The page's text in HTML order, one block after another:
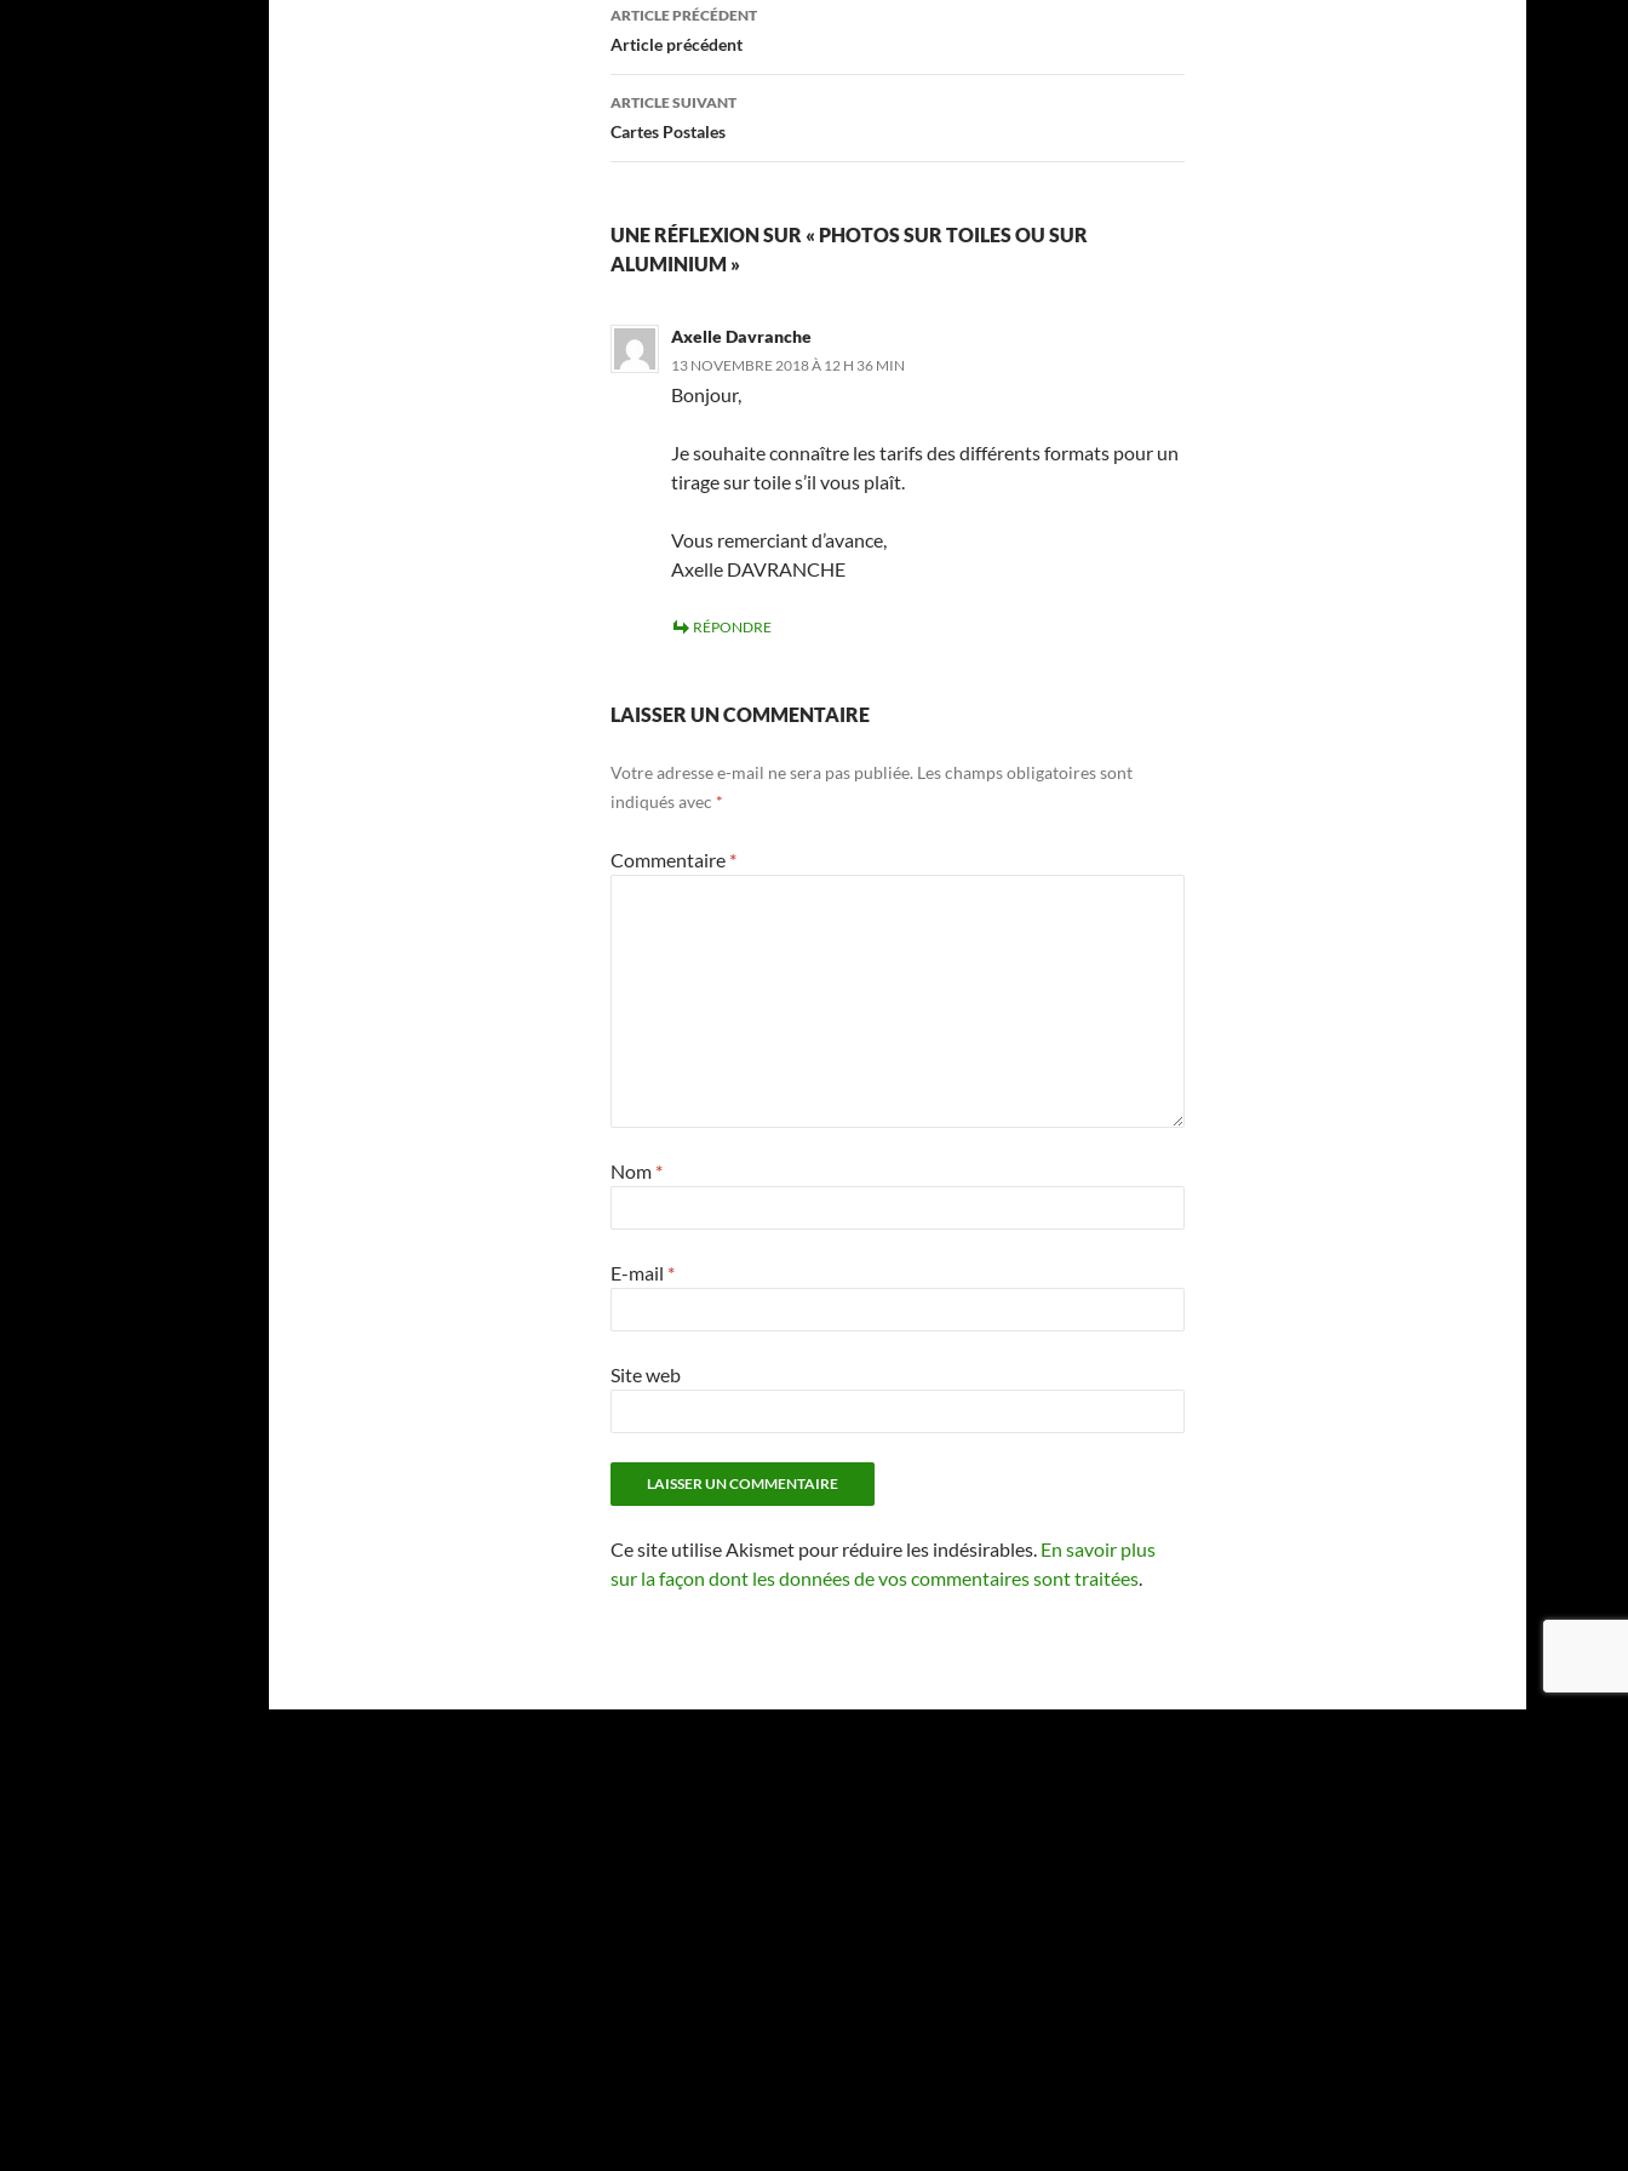
des
articles
ARTICLE PRÉCÉDENT
Article précédent
ARTICLE SUIVANT
Cartes Postales
UNE RÉFLEXION SUR « PHOTOS SUR TOILES OU SUR
ALUMINIUM »
Axelle Davranche
13 NOVEMBRE 2018 À 12 H 36 MIN
Bonjour,
Je souhaite connaître les tarifs des différents formats pour un
tirage sur toile s’il vous plaît.
Vous remerciant d’avance,
Axelle DAVRANCHE
RÉPONDRE
LAISSER UN COMMENTAIRE
Votre adresse e-mail ne sera pas publiée. Les champs obligatoires sont
indiqués avec *
Commentaire *
Nom *
E-mail *
Site web
Ce site utilise Akismet pour réduire les indésirables. En savoir plus
sur la façon dont les données de vos commentaires sont traitées.